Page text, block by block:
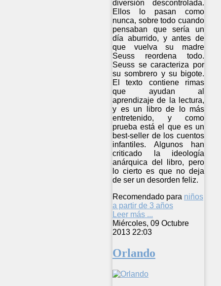
diversión descontrolada.
Ellos lo pasan como
nunca, sobre todo cuando
pensaban que sería un
día aburrido, y antes de
que vuelva su madre
Seuss reordena todo.
Seuss se caracteriza por
su sombrero y su bigote.
El texto contiene rimas
que ayudan al
aprendizaje de la lectura,
y es un libro de lo más
entretenido, y como
prueba está el que es un
best-seller de los cuentos
infantiles. Algunos han
criticado la ideología
anárquica del libro, pero
lo cierto es que no deja
de ser un desorden feliz.
Recomendado para niños
a partir de 3 años
Leer más ...
Miércoles, 09 Octubre
2013 22:03
Orlando